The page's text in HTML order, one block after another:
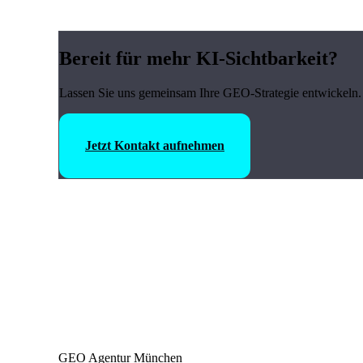
Bereit für mehr KI-Sichtbarkeit?
Lassen Sie uns gemeinsam Ihre GEO-Strategie
Jetzt Kontakt aufnehmen
GEO Agentur München